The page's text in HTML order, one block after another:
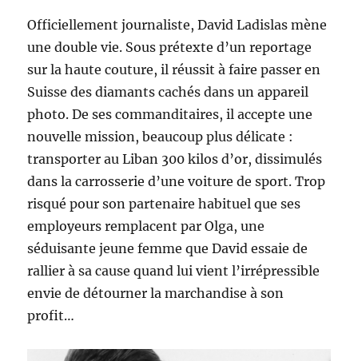
Officiellement journaliste, David Ladislas mène
une double vie. Sous prétexte d’un reportage
sur la haute couture, il réussit à faire passer en
Suisse des diamants cachés dans un appareil
photo. De ses commanditaires, il accepte une
nouvelle mission, beaucoup plus délicate :
transporter au Liban 300 kilos d’or, dissimulés
dans la carrosserie d’une voiture de sport. Trop
risqué pour son partenaire habituel que ses
employeurs remplacent par Olga, une
séduisante jeune femme que David essaie de
rallier à sa cause quand lui vient l’irrépressible
envie de détourner la marchandise à son
profit…